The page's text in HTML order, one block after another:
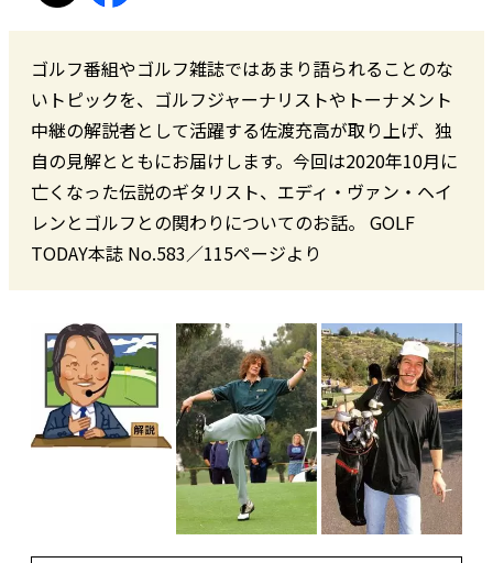
ゴルフ番組やゴルフ雑誌ではあまり語られることのな
いトピックを、ゴルフジャーナリストやトーナメント
中継の解説者として活躍する佐渡充高が取り上げ、独
自の見解とともにお届けします。今回は2020年10月に
亡くなった伝説のギタリスト、エディ・ヴァン・ヘイ
レンとゴルフとの関わりについてのお話。 GOLF
TODAY本誌 No.583／115ページより